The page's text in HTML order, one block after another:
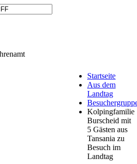
Startseite
Aus dem
Landtag
Kolpingfamilie
Burscheid mit
5 Gästen aus
Tansania zu
Besuch im
Landtag